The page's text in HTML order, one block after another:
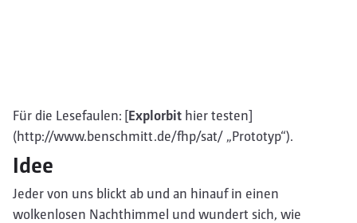
Für die Lesefaulen: [Explorbit hier testen]
(http://www.benschmitt.de/fhp/sat/ „Prototyp“).
Idee
Jeder von uns blickt ab und an hinauf in einen
wolkenlosen Nachthimmel und wundert sich, wie